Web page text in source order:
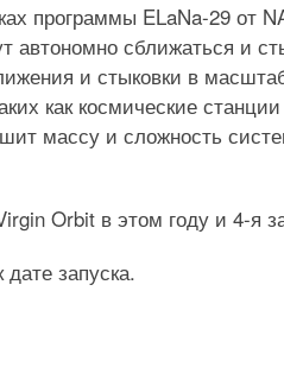
программы ELaNa-29 от
автономно сближаться и
и стыковки в
как космические
массу и сложность
Orbit в этом году и 4-я
запуска.